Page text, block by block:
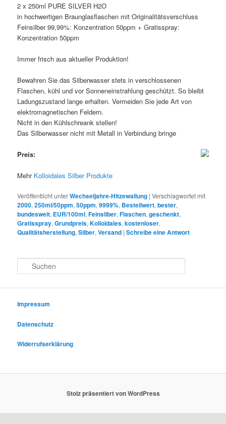
2 x 250ml PURE SILVER H2O
in hochwertigen Braunglasflaschen mit Originalitätsverschluss
Feinsilber 99,99%: Konzentration 50ppm + Gratisspray:
Konzentration 50ppm
Immer frisch aus aktueller Produktion!
Bewahren Sie das Silberwasser stets in verschlossenen
Flaschen, kühl und vor Sonneneinstrahlung geschützt. So bleibt
Ladungszustand lange erhalten. Vermeiden Sie jede Art von
elektromagnetischen Feldern.
Nicht in den Kühlschreank stellen!
Das Silberwasser nicht mit Metall in Verbindung bringe
Preis:
Mehr Kolloidales Silber Produkte
Veröffentlicht unterWechseljahre-Hitzewallung |Verschlagwortet mit
2000,250ml/50ppm,50ppm,9999%, Bestellwert,bester,
bundesweit, EUR/100ml,Feinsilber,Flaschen,geschenkt,
Gratisspray,Grundpreis,Kolloidales,kostenloser,
Qualitätsherstellung,Silber,Versand |Schreibe eine Antwort
u
e
Impressum
Datenschutz
Widerrufserklärung
Stolz präsentiert von WordPress